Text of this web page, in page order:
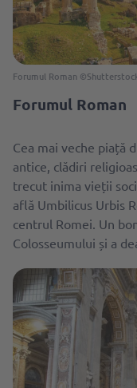
Forumul Roman
Forumul Roman
Cea mai veche piață
antice, clădiri
trecut inima vieții
află Umbilicus Urbis
centrul Romei. Un
Colosseumului și a